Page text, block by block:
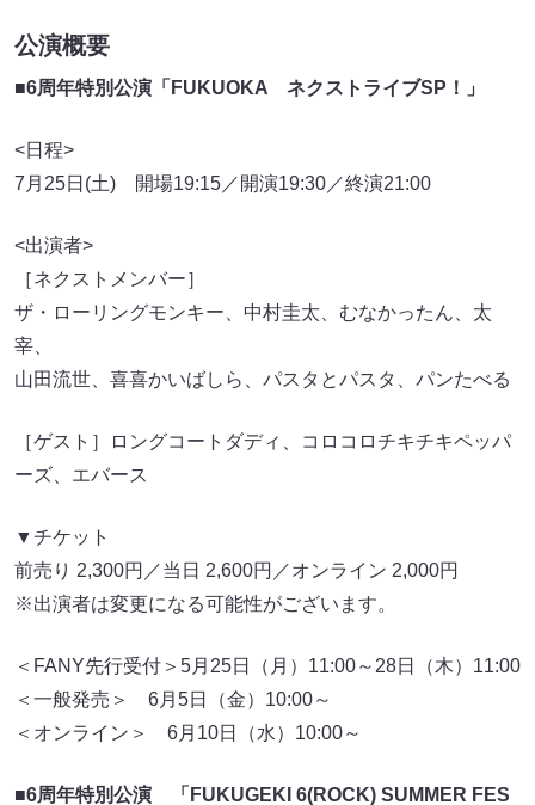
公演概要
■6周年特別公演「FUKUOKA ネクストライブSP！」
<日程>
7月25日(土) 開場19:15／開演19:30／終演21:00
<出演者>
［ネクストメンバー］
ザ・ローリングモンキー、中村圭太、むなかったん、太
宰、
山田流世、喜喜かいばしら、パスタとパスタ、パンたべる
［ゲスト］ロングコートダディ、コロコロチキチキペッパ
ーズ、エバース
▼チケット
前売り 2,300円／当日 2,600円／オンライン 2,000円
※出演者は変更になる可能性がございます。
＜FANY先行受付＞5月25日（月）11:00～28日（木）11:00
＜一般発売＞ 6月5日（金）10:00～
＜オンライン＞ 6月10日（水）10:00～
■6周年特別公演 「FUKUGEKI 6(ROCK) SUMMER FES